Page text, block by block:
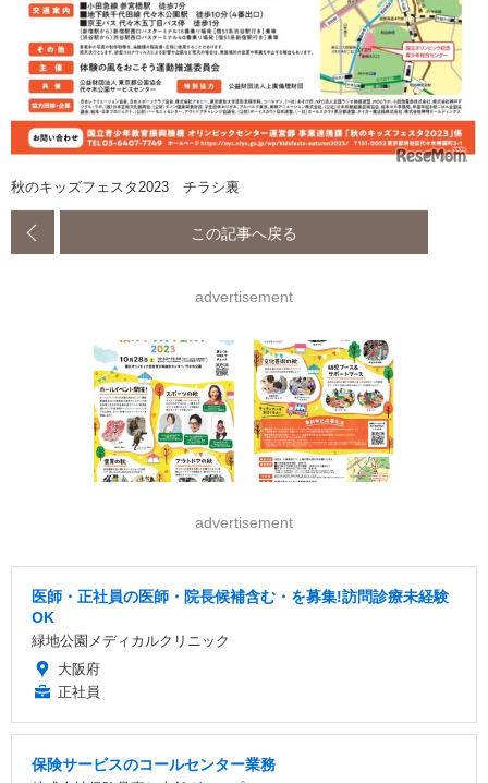
秋のキッズフェスタ2023 チラシ裏
この記事へ戻る
advertisement
advertisement
医師・正社員の医師・院長候補含む・を募集!訪問診療未経験
OK
緑地公園メディカルクリニック
大阪府
正社員
保険サービスのコールセンター業務